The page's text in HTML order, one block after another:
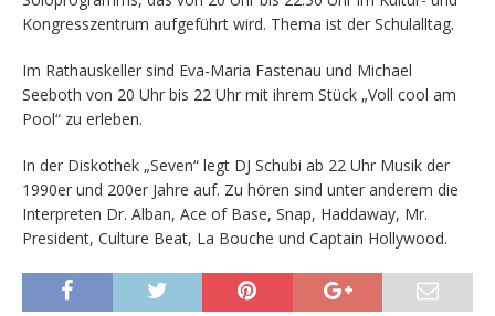
Kongresszentrum aufgeführt wird. Thema ist der Schulalltag.
Im Rathauskeller sind Eva-Maria Fastenau und Michael
Seeboth von 20 Uhr bis 22 Uhr mit ihrem Stück „Voll cool am
Pool“ zu erleben.
In der Diskothek „Seven“ legt DJ Schubi ab 22 Uhr Musik der
1990er und 200er Jahre auf. Zu hören sind unter anderem die
Interpreten Dr. Alban, Ace of Base, Snap, Haddaway, Mr.
President, Culture Beat, La Bouche und Captain Hollywood.